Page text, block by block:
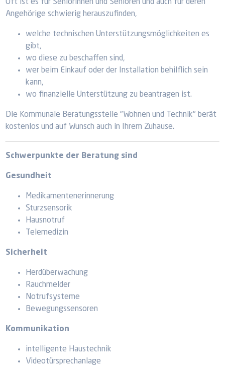
Oft ist es für Seniorinnen und Senioren und auch für deren
Angehörige schwierig herauszufinden,
welche technischen Unterstützungsmöglichkeiten es
gibt,
wo diese zu beschaffen sind,
wer beim Einkauf oder der Installation behilflich sein
kann,
wo finanzielle Unterstützung zu beantragen ist.
Die Kommunale Beratungsstelle "Wohnen und Technik" berät
kostenlos und auf Wunsch auch in Ihrem Zuhause.
Schwerpunkte der Beratung sind
Gesundheit
Medikamentenerinnerung
Sturzsensorik
Hausnotruf
Telemedizin
Sicherheit
Herdüberwachung
Rauchmelder
Notrufsysteme
Bewegungssensoren
Kommunikation
intelligente Haustechnik
Videotürsprechanlage